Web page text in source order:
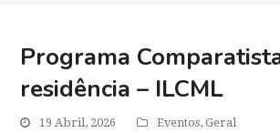
Programa
residência – ILCML
19 Abril, 2026 Eventos,Geral